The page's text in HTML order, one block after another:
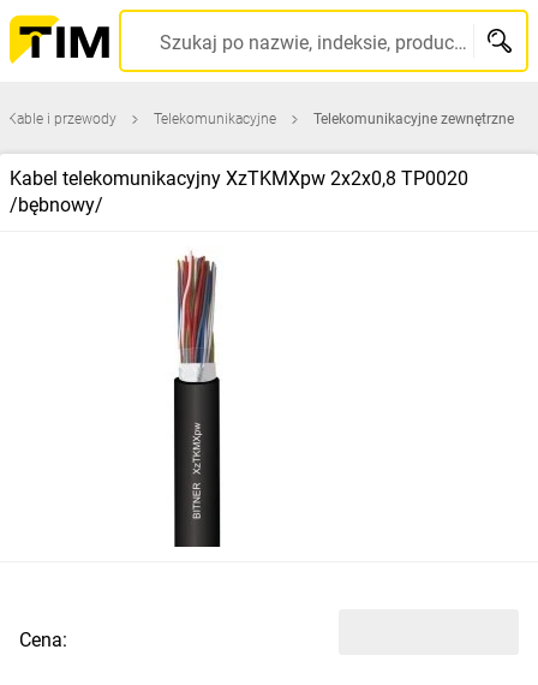
Szukaj po nazwie, indeksie, producencie, kodzie kreskowym...
Kable i przewody Telekomunikacyjne Telekomunikacyjne zewnętrzne
Kabel telekomunikacyjny XzTKMXpw 2x2x0,8 TP0020
/bębnowy/
Cena: